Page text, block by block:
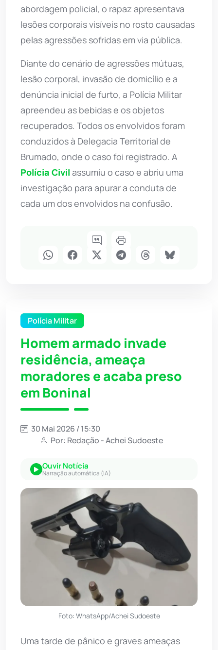
abordagem policial, o rapaz apresentava
lesões corporais visíveis no rosto causadas
pelas agressões sofridas em via pública.
Diante do cenário de agressões mútuas,
lesão corporal, invasão de domicílio e a
denúncia inicial de furto, a Polícia Militar
apreendeu as bebidas e os objetos
recuperados. Todos os envolvidos foram
conduzidos à Delegacia Territorial de
Brumado, onde o caso foi registrado. A
Polícia Civil assumiu o caso e abriu uma
investigação para apurar a conduta de
cada um dos envolvidos na confusão.
Polícia Militar
Homem armado invade
residência, ameaça
moradores e acaba preso
em Boninal
30 Mai 2026 / 15:30
Por: Redação - Achei Sudoeste
Ouvir Notícia
Narração automática (IA)
Foto: WhatsApp/Achei Sudoeste
Uma tarde de pânico e graves ameaças